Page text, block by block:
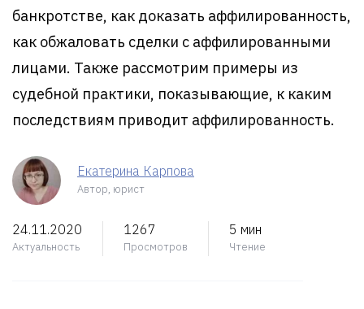
банкротстве, как доказать аффилированность,
как обжаловать сделки с аффилированными
лицами. Также рассмотрим примеры из
судебной практики, показывающие, к каким
последствиям приводит аффилированность.
Екатерина Карпова
Автор, юрист
24.11.2020
Актуальность
1267
Просмотров
5 мин
Чтение